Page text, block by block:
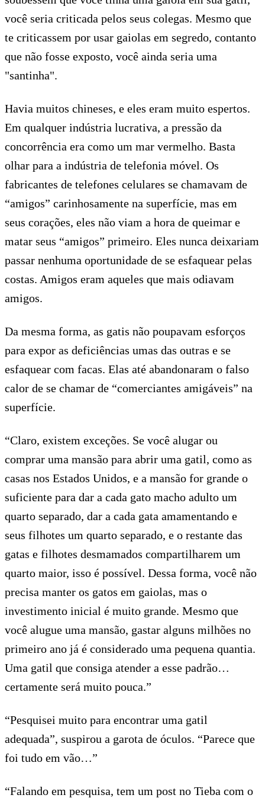
você seria criticada pelos seus colegas. Mesmo que
te criticassem por usar gaiolas em segredo, contanto
que não fosse exposto, você ainda seria uma
"santinha".
Havia muitos chineses, e eles eram muito espertos.
Em qualquer indústria lucrativa, a pressão da
concorrência era como um mar vermelho. Basta
olhar para a indústria de telefonia móvel. Os
fabricantes de telefones celulares se chamavam de
“amigos” carinhosamente na superfície, mas em
seus corações, eles não viam a hora de queimar e
matar seus “amigos” primeiro. Eles nunca deixariam
passar nenhuma oportunidade de se esfaquear pelas
costas. Amigos eram aqueles que mais odiavam
amigos.
Da mesma forma, as gatis não poupavam esforços
para expor as deficiências umas das outras e se
esfaquear com facas. Elas até abandonaram o falso
calor de se chamar de “comerciantes amigáveis” na
superfície.
“Claro, existem exceções. Se você alugar ou
comprar uma mansão para abrir uma gatil, como as
casas nos Estados Unidos, e a mansão for grande o
suficiente para dar a cada gato macho adulto um
quarto separado, dar a cada gata amamentando e
seus filhotes um quarto separado, e o restante das
gatas e filhotes desmamados compartilharem um
quarto maior, isso é possível. Dessa forma, você não
precisa manter os gatos em gaiolas, mas o
investimento inicial é muito grande. Mesmo que
você alugue uma mansão, gastar alguns milhões no
primeiro ano já é considerado uma pequena quantia.
Uma gatil que consiga atender a esse padrão…
certamente será muito pouca.”
“Pesquisei muito para encontrar uma gatil
adequada”, suspirou a garota de óculos. “Parece que
foi tudo em vão…”
“Falando em pesquisa, tem um post no Tieba com o